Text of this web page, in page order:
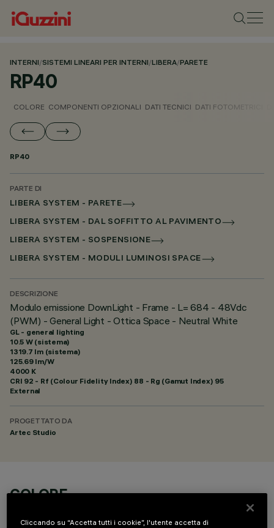
INTERNI/SISTEMI LINEARI PER INTERNI/LIBERA/PARETE
RP40
COLORE COMPONENTI OPZIONALI DATI TECNICI DATI FOTOMETRICI
RP40
PARTE DI
LIBERA SYSTEM - PARETE
LIBERA SYSTEM - DAL SOFFITTO AL PAVIMENTO
LIBERA SYSTEM - SOSPENSIONE
LIBERA SYSTEM - MODULI LUMINOSI SPACE
DESCRIZIONE
Modulo emissione DownLight - Frame - L= 684 - 48Vdc
(PWM) - General Light - Ottica Space - Neutral White
GL - general lighting
10.5 W (sistema)
1319.7 lm (sistema)
125.69 lm/W
4000 K
CRI 92 - Rf (Colour Fidelity Index) 88 - Rg (Gamut Index) 95
External
PROGETTATO DA
Artec Studio
COLORE
Cliccando su “Accetta tutti i cookie”, l'utente accetta di